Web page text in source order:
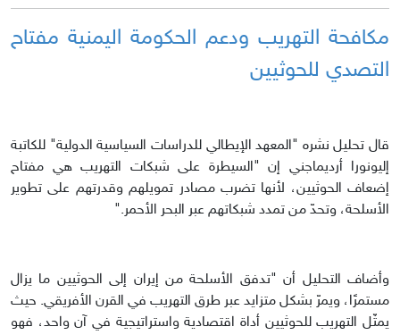
مكافحة التهريب ودعم الحكومة اليمنية مفتاح
التصدي للحوثيين
قال تحليل نشره "المعهد الإيطالي للدراسات السياسية الدولية" للكاتبة
إليونورا أرديماجني إن "السيطرة على شبكات التهريب هي مفتاح
إضعاف الحوثيين، لأنها تضرب مصادر تمويلهم وقدرتهم على تطوير
الأسلحة، وتحدّ من تمدد شبكاتهم عبر البحر الأحمر."
وأضاف التحليل أن "تدفق الأسلحة من إيران إلى الحوثيين ما يزال
مستمرًا، ويمرّ بشكل متزايد عبر طرق التهريب في القرن الأفريقي. حيث
يمثّل التهريب للحوثيين أداة اقتصادية واستراتيجية في آن واحد، فهو